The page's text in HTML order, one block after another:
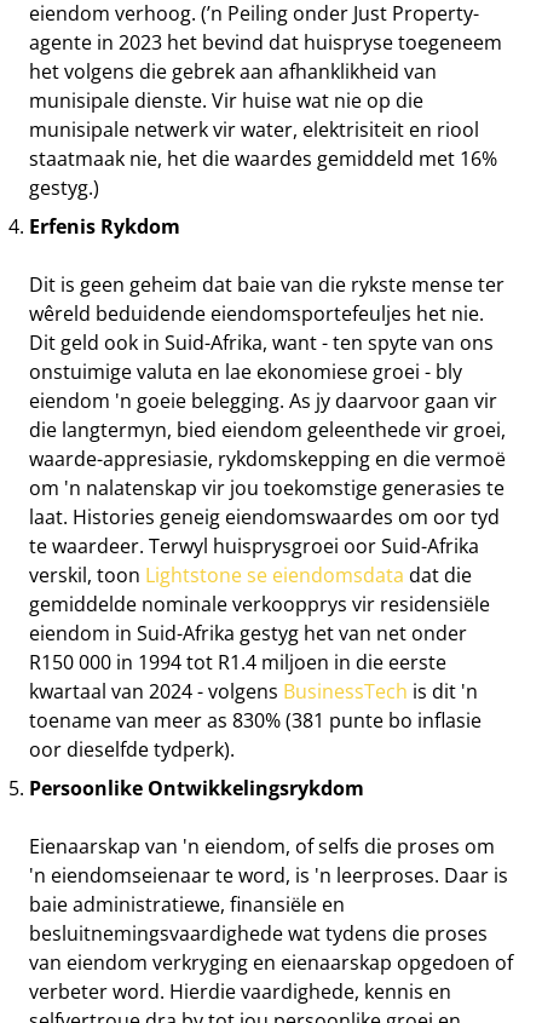
eiendom verhoog. (’n Peiling onder Just Property-
agente in 2023 het bevind dat huispryse toegeneem
het volgens die gebrek aan afhanklikheid van
munisipale dienste. Vir huise wat nie op die
munisipale netwerk vir water, elektrisiteit en riool
staatmaak nie, het die waardes gemiddeld met 16%
gestyg.)
Erfenis Rykdom
Dit is geen geheim dat baie van die rykste mense ter
wêreld beduidende eiendomsportefeuljes het nie.
Dit geld ook in Suid-Afrika, want - ten spyte van ons
onstuimige valuta en lae ekonomiese groei - bly
eiendom 'n goeie belegging. As jy daarvoor gaan vir
die langtermyn, bied eiendom geleenthede vir groei,
waarde-appresiasie, rykdomskepping en die vermoë
om 'n nalatenskap vir jou toekomstige generasies te
laat. Histories geneig eiendomswaardes om oor tyd
te waardeer. Terwyl huisprysgroei oor Suid-Afrika
verskil, toon Lightstone se eiendomsdata dat die
gemiddelde nominale verkoopprys vir residensiële
eiendom in Suid-Afrika gestyg het van net onder
R150 000 in 1994 tot R1.4 miljoen in die eerste
kwartaal van 2024 - volgens BusinessTech is dit 'n
toename van meer as 830% (381 punte bo inflasie
oor dieselfde tydperk).
Persoonlike Ontwikkelingsrykdom
Eienaarskap van 'n eiendom, of selfs die proses om
'n eiendomseienaar te word, is 'n leerproses. Daar is
baie administratiewe, finansiële en
besluitnemingsvaardighede wat tydens die proses
van eiendom verkryging en eienaarskap opgedoen of
verbeter word. Hierdie vaardighede, kennis en